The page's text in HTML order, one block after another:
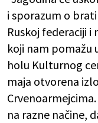
i sporazum o
Ruskoj federaciji
koji nam pomažu
holu Kulturnog
maja otvorena
na razne načine,